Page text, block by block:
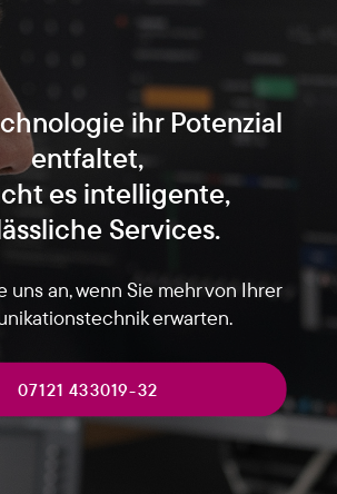
ihr Potenzial
entfaltet,
es intelligente,
Services.
uns an, wenn Sie mehr von Ihrer
erwarten.
07121 433019-32